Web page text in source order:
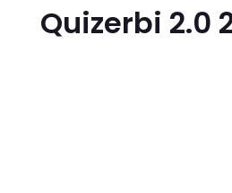
Quizerbi 2.0